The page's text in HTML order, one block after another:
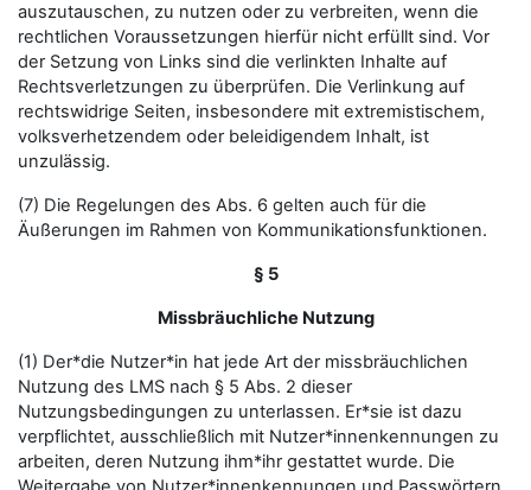
auszutauschen, zu nutzen oder zu verbreiten, wenn die
rechtlichen Voraussetzungen hierfür nicht erfüllt sind. Vor
der Setzung von Links sind die verlinkten Inhalte auf
Rechtsverletzungen zu überprüfen. Die Verlinkung auf
rechtswidrige Seiten, insbesondere mit extremistischem,
volksverhetzendem oder beleidigendem Inhalt, ist
unzulässig.
(7) Die Regelungen des Abs. 6 gelten auch für die
Äußerungen im Rahmen von Kommunikationsfunktionen.
§ 5
Missbräuchliche Nutzung
(1) Der*die Nutzer*in hat jede Art der missbräuchlichen
Nutzung des LMS nach § 5 Abs. 2 dieser
Nutzungsbedingungen zu unterlassen. Er*sie ist dazu
verpflichtet, ausschließlich mit Nutzer*innenkennungen zu
arbeiten, deren Nutzung ihm*ihr gestattet wurde. Die